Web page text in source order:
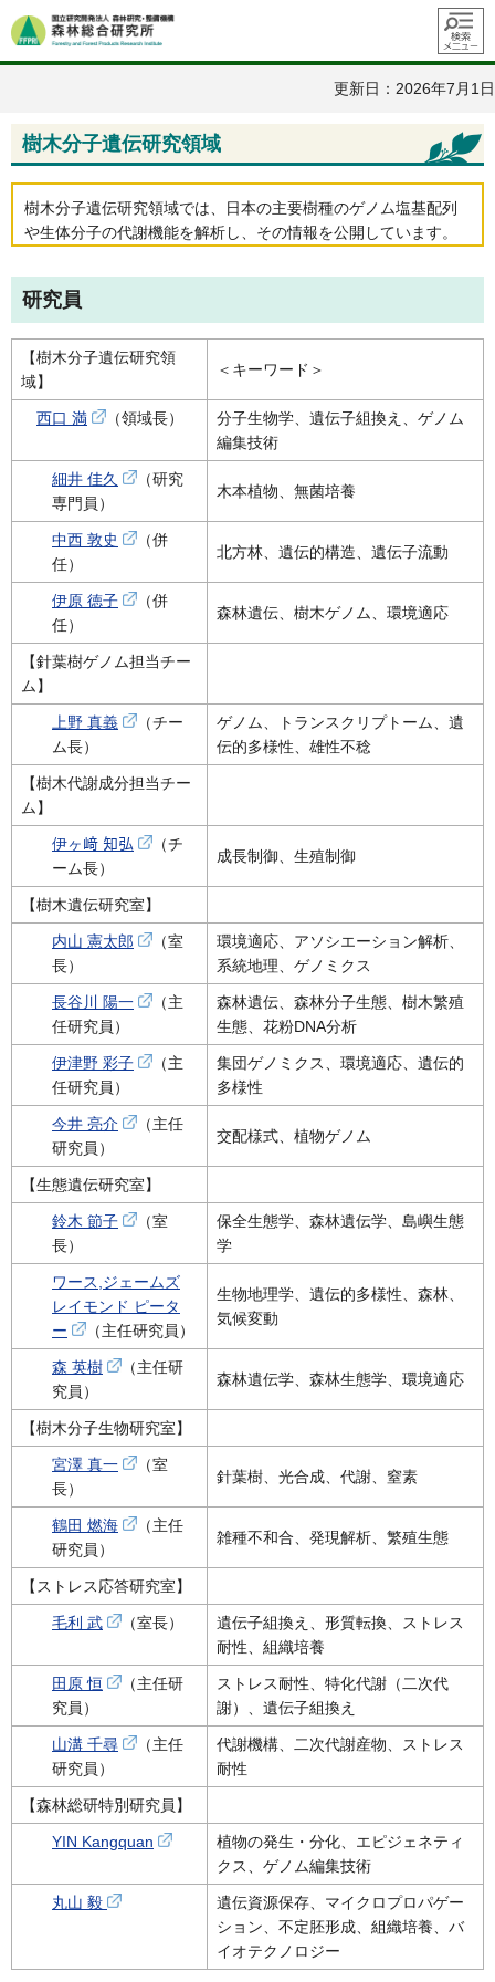
メニュ
ー
更新日：2026年7月1日
樹木分子遺伝研究領域
樹木分子遺伝研究領域では、日本の主要樹種のゲノム塩基配列
や生体分子の代謝機能を解析し、その情報を公開しています。
研究員
【樹木分子遺伝研究領
域】
＜キーワード＞
西口 満 （領域長）
分子生物学、遺伝子組換え、ゲノム
編集技術
細井 佳久
（研究
専門員）
木本植物、無菌培養
中西 敦史
（併
任）
北方林、遺伝的構造、遺伝子流動
伊原 徳子
（併
任）
森林遺伝、樹木ゲノム、環境適応
【針葉樹ゲノム担当チー
ム】
上野 真義
（チー
ム長）
ゲノム、トランスクリプトーム、遺
伝的多様性、雄性不稔
【樹木代謝成分担当チー
ム】
伊ヶ﨑 知弘
（チ
ーム長）
成長制御、生殖制御
【樹木遺伝研究室】
内山 憲太郎
（室
長）
環境適応、アソシエーション解析、
系統地理、ゲノミクス
長谷川 陽一
（主
任研究員）
森林遺伝、森林分子生態、樹木繁殖
生態、花粉DNA分析
伊津野 彩子
（主
任研究員）
集団ゲノミクス、環境適応、遺伝的
多様性
今井 亮介
（主任
研究員）
交配様式、植物ゲノム
【生態遺伝研究室】
鈴木 節子
（室
長）
保全生態学、森林遺伝学、島嶼生態
学
ワース,ジェームズ
レイモンド ピータ
ー
（主任研究員）
生物地理学、遺伝的多様性、森林、
気候変動
森 英樹
（主任研
究員）
森林遺伝学、森林生態学、環境適応
【樹木分子生物研究室】
宮澤 真一
（室
長）
針葉樹、光合成、代謝、窒素
鶴田 燃海
（主任
研究員）
雑種不和合、発現解析、繁殖生態
【ストレス応答研究室】
毛利 武 （室長）
遺伝子組換え、形質転換、ストレス
耐性、組織培養
田原 恒
（主任研
究員）
ストレス耐性、特化代謝（二次代
謝）、遺伝子組換え
山溝 千尋
（主任
研究員）
代謝機構、二次代謝産物、ストレス
耐性
【森林総研特別研究員】
YIN Kangquan
植物の発生・分化、エピジェネティ
クス、ゲノム編集技術
丸山 毅
遺伝資源保存、マイクロプロパゲー
ション、不定胚形成、組織培養、バ
イオテクノロジー